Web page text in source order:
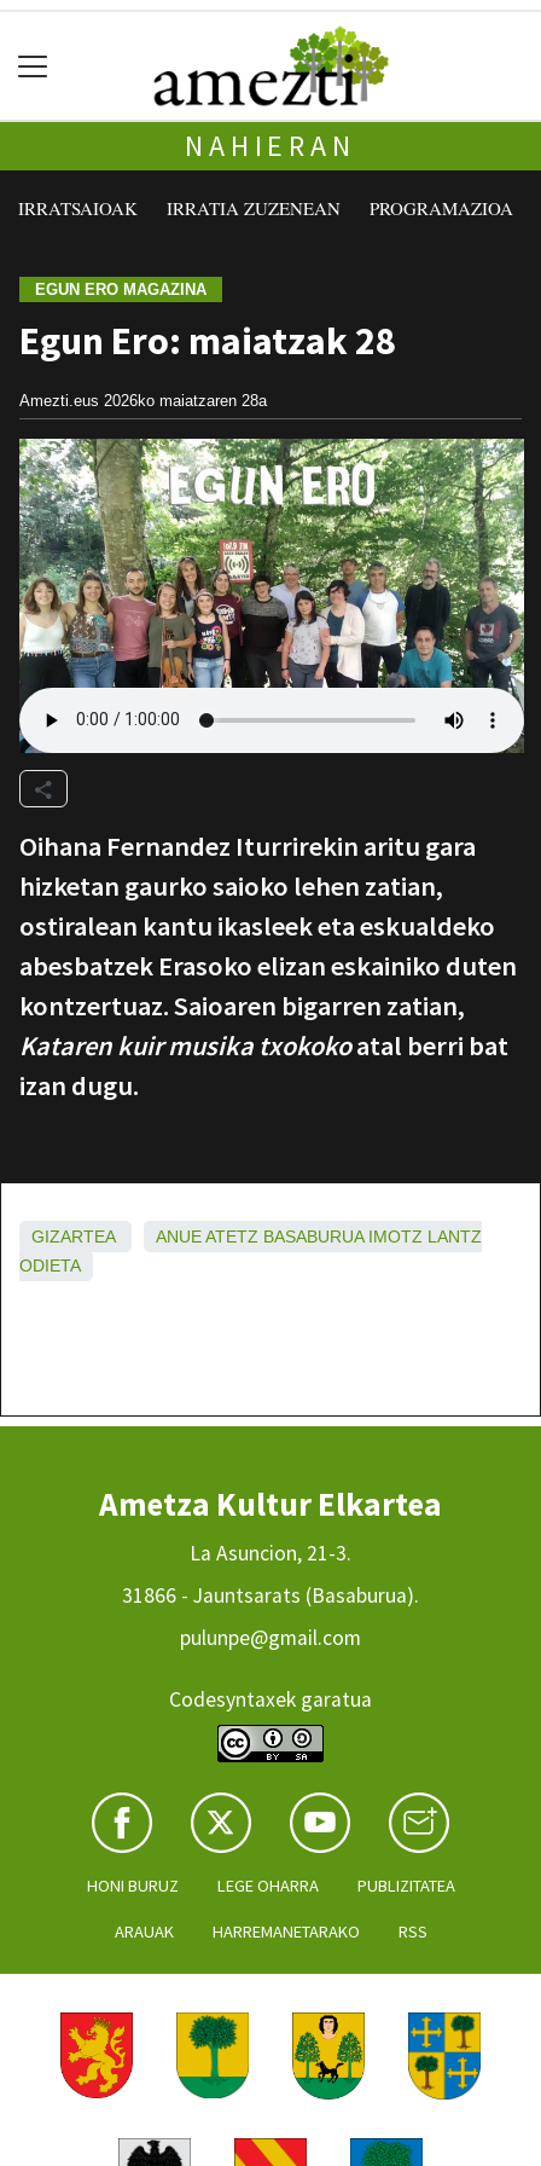
NAHIERAN
IRRATSAIOAK IRRATIA ZUZENEAN PROGRAMAZIOA
EGUN ERO MAGAZINA
Egun Ero: maiatzak 28
Amezti.eus 2026ko maiatzaren 28a
Oihana Fernandez Iturrirekin aritu gara
hizketan gaurko saioko lehen zatian,
ostiralean kantu ikasleek eta eskualdeko
abesbatzek Erasoko elizan eskainiko duten
kontzertuaz. Saioaren bigarren zatian,
Kataren kuir musika txokokoatal berri bat
izan dugu.
GIZARTEA ANUEATETZ BASABURUA IMOTZ LANTZ
ODIETA
Ametza Kultur Elkartea
La Asuncion, 21-3.
31866 - Jauntsarats (Basaburua).
pulunpe@gmail.com
Codesyntaxek garatua
HONI BURUZ LEGE OHARRA PUBLIZITATEA
ARAUAK HARREMANETARAKO RSS